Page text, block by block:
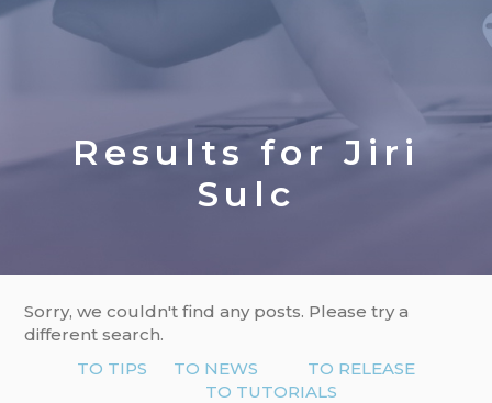
Results for Jiri
Sulc
Sorry, we couldn't find any posts. Please try a
different search.
TO TIPS
TO NEWS
TO RELEASE
TO TUTORIALS